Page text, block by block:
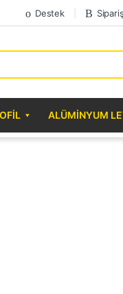
Destek
ALÜMINYUM